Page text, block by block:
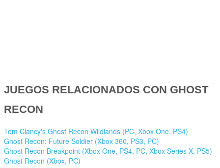
JUEGOS RELACIONADOS CON GHOST
RECON
Tom Clancy's Ghost Recon Wildlands (PC, Xbox One, PS4)
Ghost Recon: Future Soldier (Xbox 360, PS3, PC)
Ghost Recon Breakpoint (Xbox One, PS4, PC, Xbox Series X, PS5)
Ghost Recon (Xbox, PC)